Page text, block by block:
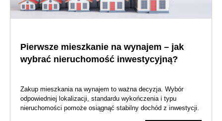
Pierwsze mieszkanie na wynajem – jak
wybrać nieruchomość inwestycyjną?
Zakup mieszkania na wynajem to ważna decyzja. Wybór
odpowiedniej lokalizacji, standardu wykończenia i typu
nieruchomości pomoże osiągnąć stabilny dochód z inwestycji.